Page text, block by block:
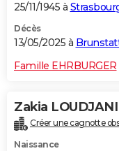
25/11/1945 à
Décès
13/05/2025 à
Famille EHRBURGER
Zakia LOUDJANI
Créer une cagnotte
Naissance